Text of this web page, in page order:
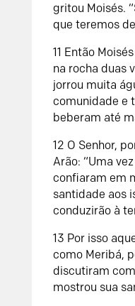
gritou Moisés.
que teremos
11 Então
na rocha duas
jorrou muita
comunidade e
beberam até
12 O Senhor,
Arão: “Uma
confiaram em
santidade aos
conduzirão à
13 Por isso
como Meribá,
discutiram
mostrou sua